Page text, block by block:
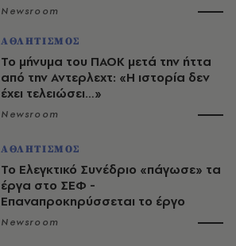
Newsroom
ΑΘΛΗΤΙΣΜΟΣ
Το μήνυμα του ΠΑΟΚ μετά την ήττα
από την Αντερλεχτ: «Η ιστορία δεν
έχει τελειώσει…»
Newsroom
ΑΘΛΗΤΙΣΜΟΣ
Το Ελεγκτικό Συνέδριο «πάγωσε» τα
έργα στο ΣΕΦ -
Επαναπροκηρύσσεται το έργο
Newsroom